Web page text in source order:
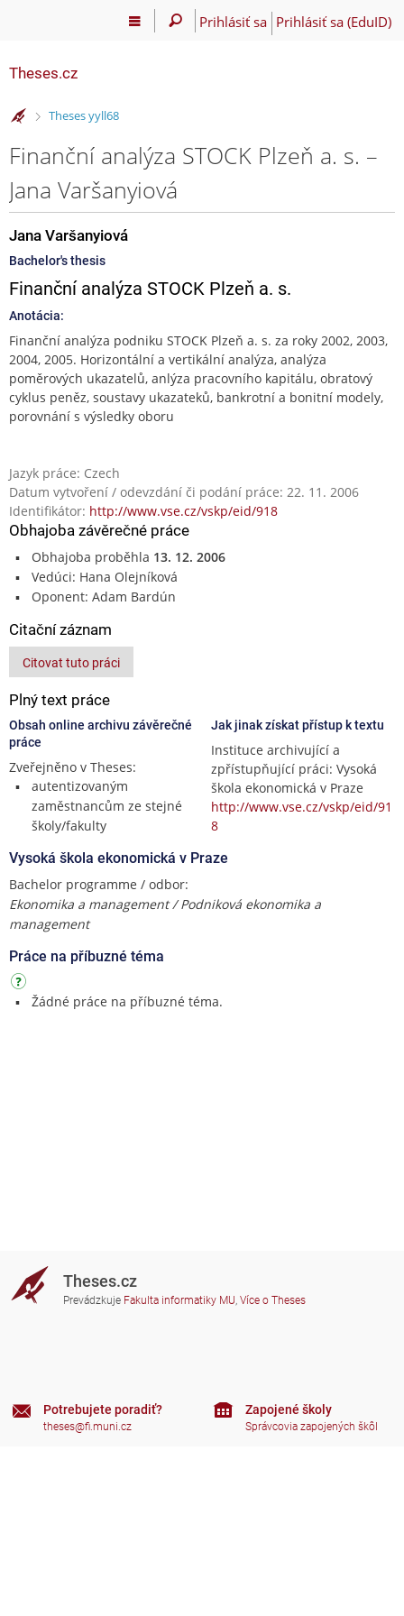
Prihlásiť sa Prihlásiť sa (EduID)
Theses.cz
>
Theses yyll68
Finanční analýza STOCK Plzeň a. s. –
Jana Varšanyiová
Jana Varšanyiová
Bachelor's thesis
Finanční analýza STOCK Plzeň a. s.
Anotácia:
Finanční analýza podniku STOCK Plzeň a. s. za roky 2002, 2003,
2004, 2005. Horizontální a vertikální analýza, analýza
poměrových ukazatelů, anlýza pracovního kapitálu, obratový
cyklus peněz, soustavy ukazateků, bankrotní a bonitní modely,
porovnání s výsledky oboru
Jazyk práce: Czech
Datum vytvoření / odevzdání či podání práce: 22. 11. 2006
Identifikátor: http://www.vse.cz/vskp/eid/918
Obhajoba závěrečné práce
Obhajoba proběhla 13. 12. 2006
Vedúci: Hana Olejníková
Oponent: Adam Bardún
Citační záznam
Citovat tuto práci
Plný text práce
Obsah online archivu závěrečné
práce
Zveřejněno v Theses:
autentizovaným
zaměstnancům ze stejné
školy/fakulty
Jak jinak získat přístup k textu
Instituce archivující a
zpřístupňující práci: Vysoká
škola ekonomická v Praze
http://www.vse.cz/vskp/eid/91
8
Vysoká škola ekonomická v Praze
Bachelor programme / odbor:
Ekonomika a management / Podniková ekonomika a
management
Práce na příbuzné téma
Žádné práce na příbuzné téma.
Theses.cz
Prevádzkuje Fakulta informatiky MU, Více o Theses
Potrebujete poradiť?
theses@fi.muni.cz
Zapojené školy
Správcovia zapojených škôl